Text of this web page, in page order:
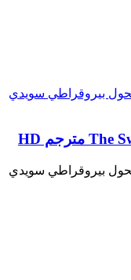
بيروقراطي سويدي
بيروقراطي سويدي